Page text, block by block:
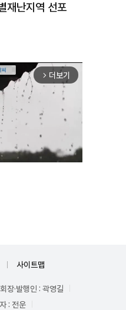
재난지역 선포
arrow_forward_ios 더보기
사이트맵
회장·발행인 : 곽영길
: 전운